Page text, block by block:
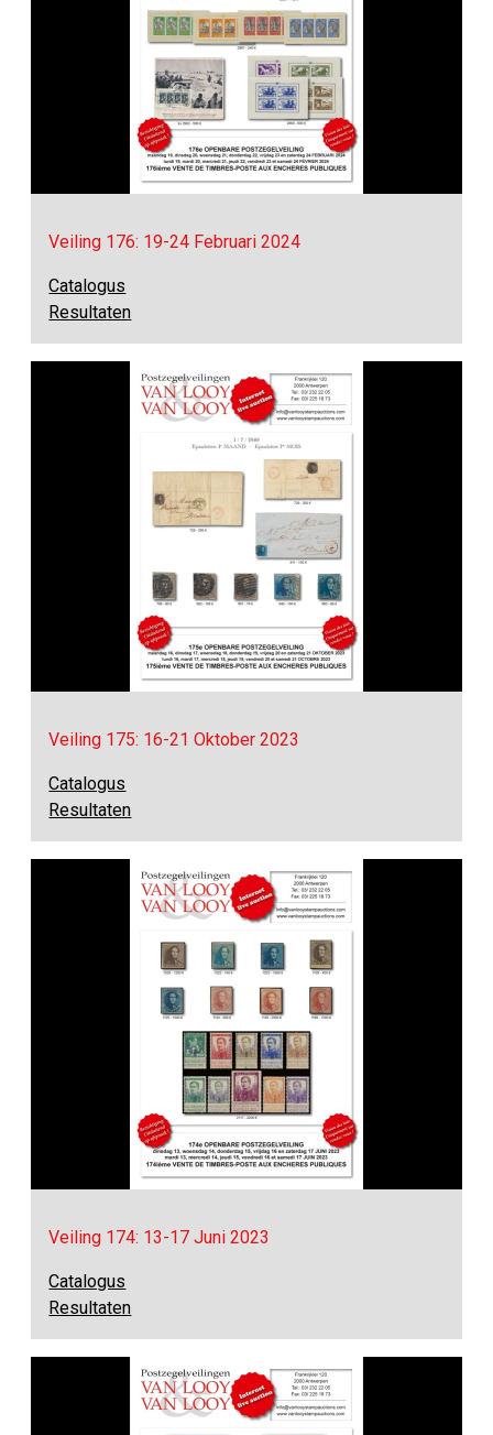
Veiling 176: 19-24 Februari 2024
Catalogus
Resultaten
Veiling 175: 16-21 Oktober 2023
Catalogus
Resultaten
Veiling 174: 13-17 Juni 2023
Catalogus
Resultaten